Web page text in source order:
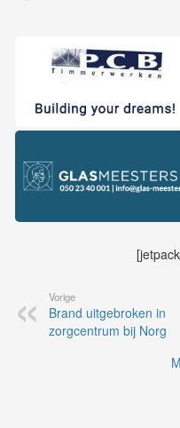
Vorige
Brand uitgebroken in
zorgcentrum bij Norg